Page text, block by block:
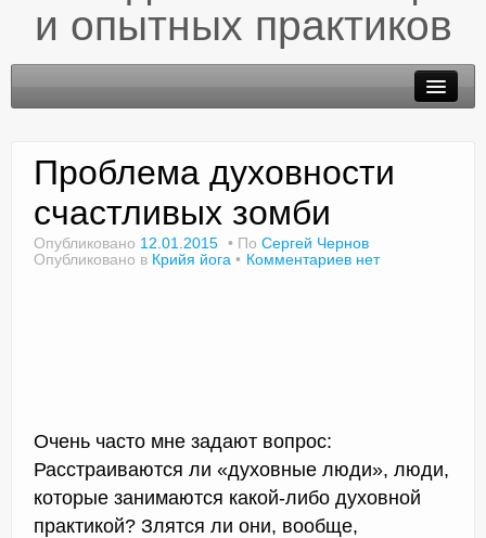
и опытных практиков
Доктор Чернов
Триггерные точки
Контакты
Проблема духовности
счастливых зомби
Опубликовано 12.01.2015 По Сергей Чернов
Опубликовано в Крийя йога Комментариев нет
Очень часто мне задают вопрос:
Расстраиваются ли «духовные люди», люди,
которые занимаются какой-либо духовной
практикой? Злятся ли они, вообще,